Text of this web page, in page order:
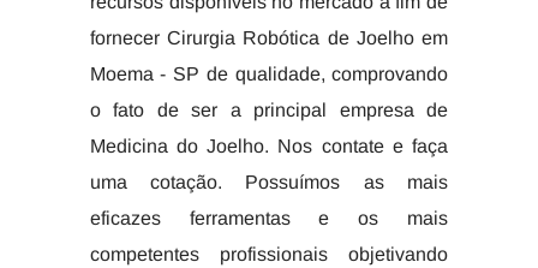
fornecer Cirurgia Robótica de Joelho em
Moema - SP de qualidade, comprovando
o fato de ser a principal empresa de
Medicina do Joelho. Nos contate e faça
uma cotação. Possuímos as mais
eficazes ferramentas e os mais
competentes profissionais objetivando